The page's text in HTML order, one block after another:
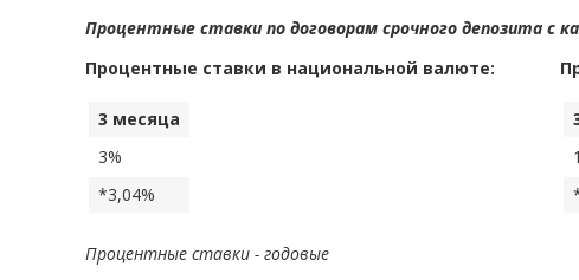
Процентные ставки по договорам срочного депозита с
Процентные ставки в национальной валюте:
3 месяца
3%
*3,04%
Процентные ставки - годовые